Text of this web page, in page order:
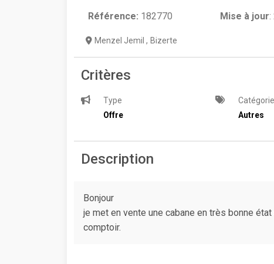
Référence: 182770 Mise à jour:
Menzel Jemil , Bizerte
Critères
Type
Offre
Catégorie
Autres
Description
Bonjour
je met en vente une cabane en très bonne
comptoir.